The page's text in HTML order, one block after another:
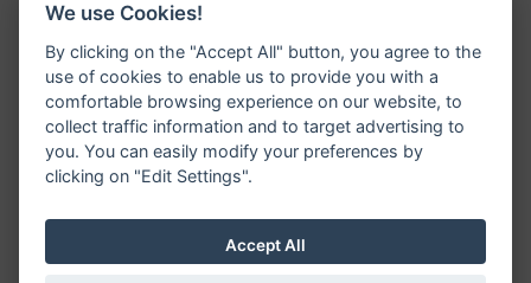
©1996 - 2026 Všechna práva vyhrazena serveru
zveřejňovaných informací a vyhrazuje si právo
We use Cookies!
By clicking on the "Accept All" button, you agree to the
use of cookies to enable us to provide you with a
comfortable browsing experience on our website, to
collect traffic information and to target advertising to
you. You can easily modify your preferences by
clicking on "Edit Settings".
Accept All